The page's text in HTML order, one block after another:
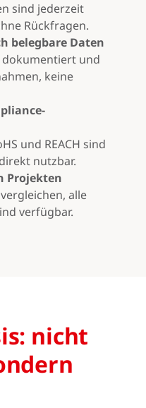
sind jederzeit
Rückfragen.
belegbare Daten
und
keine
und REACH sind
nutzbar.
Projekten
alle
verfügbar.
nicht